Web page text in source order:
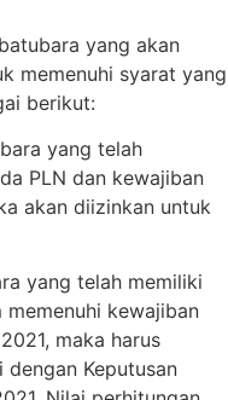
yang akan
memenuhi syarat yang
berikut:
yang telah
PLN dan kewajiban
akan diizinkan untuk
yang telah memiliki
kewajiban
maka harus
dengan Keputusan